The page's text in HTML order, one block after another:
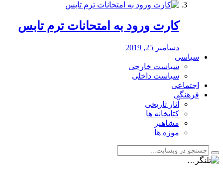
کارت ورود به امتحانات ترم تابس
دسامبر 25, 2019
سیاسی
سیاست خارجی
سیاست داخلی
اجتماعی
فرهنگی
آثار تاریخی
کتابخانه ها
مشاهیر
موزه ها